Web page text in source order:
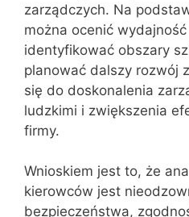
zarządczych. Na
można ocenić
identyfikować obszary
planować dalszy rozwój
się do doskonalenia
ludzkimi i zwiększenia
firmy.
Wnioskiem jest to, że
kierowców jest
bezpieczeństwa,